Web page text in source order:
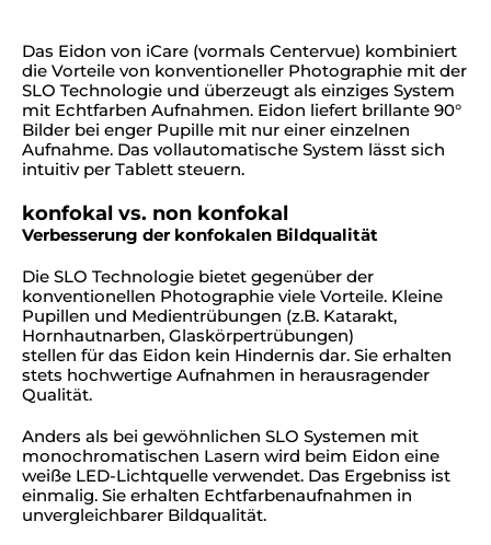
Das Eidon von iCare (vormals Centervue) kombiniert
die Vorteile von konventioneller Photographie mit der
SLO Technologie und überzeugt als einziges System
mit Echtfarben Aufnahmen. Eidon liefert brillante 90°
Bilder bei enger Pupille mit nur einer einzelnen
Aufnahme. Das vollautomatische System lässt sich
intuitiv per Tablett steuern.
konfokal vs. non konfokal
Verbesserung der konfokalen Bildqualität
Die SLO Technologie bietet gegenüber der
konventionellen Photographie viele Vorteile. Kleine
Pupillen und Medientrübungen (z.B. Katarakt,
Hornhautnarben, Glaskörpertrübungen)
stellen für das Eidon kein Hindernis dar. Sie erhalten
stets hochwertige Aufnahmen in herausragender
Qualität.
Anders als bei gewöhnlichen SLO Systemen mit
monochromatischen Lasern wird beim Eidon eine
weiße LED-Lichtquelle verwendet. Das Ergebniss ist
einmalig. Sie erhalten Echtfarbenaufnahmen in
unvergleichbarer Bildqualität.